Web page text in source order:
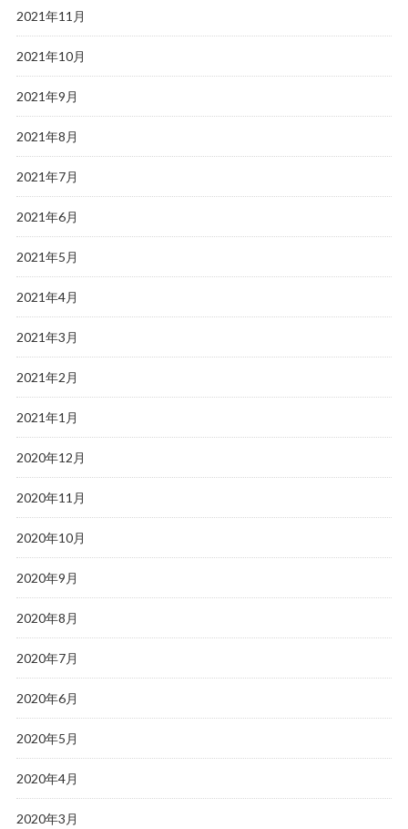
2021年11月
2021年10月
2021年9月
2021年8月
2021年7月
2021年6月
2021年5月
2021年4月
2021年3月
2021年2月
2021年1月
2020年12月
2020年11月
2020年10月
2020年9月
2020年8月
2020年7月
2020年6月
2020年5月
2020年4月
2020年3月